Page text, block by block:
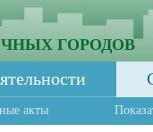
ГОРОДОВ
акты